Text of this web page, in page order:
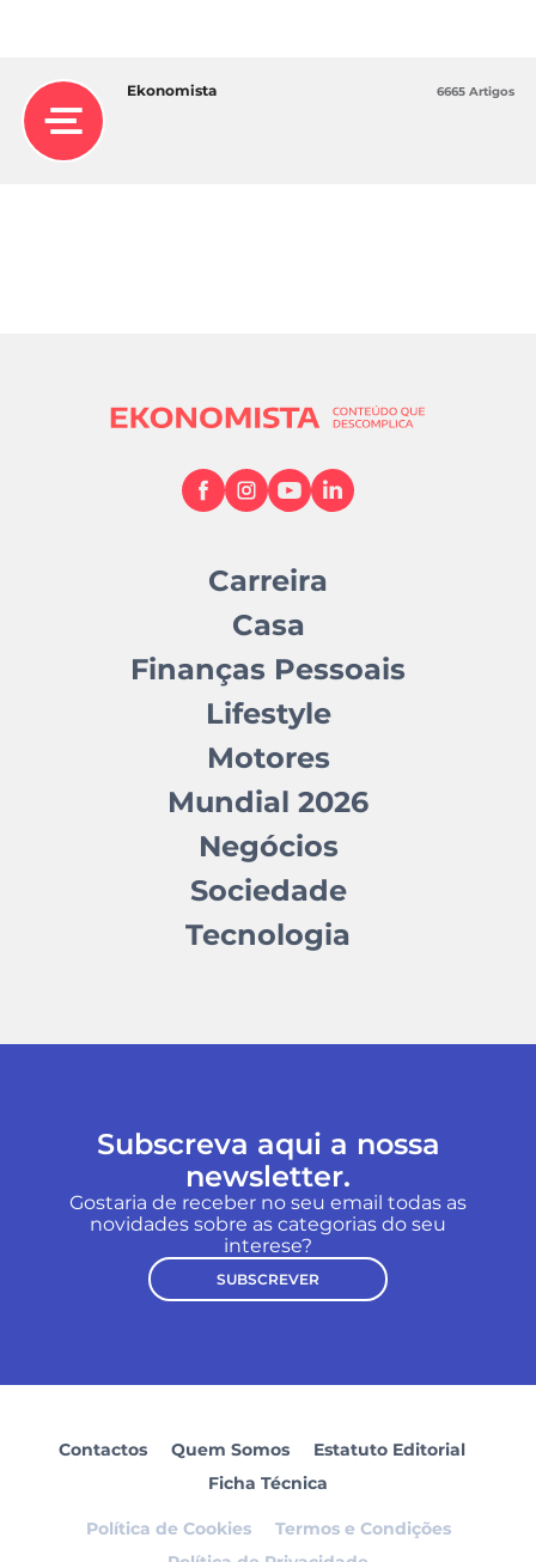
Sim, o código promocional
pode ser
utilizado em qualquer fase do CM26, incluindo
os jogos a eliminar, dando acesso ao bónus de
Portugal x Croácia na SIC e no canal de Youtube
LiveModeTV. A partida tem início às 00h00 (hora
Ekonomista 6665 Artigos
Carreira
Casa
Finanças Pessoais
Lifestyle
Motores
Mundial 2026
Negócios
Sociedade
Tecnologia
Subscreva aqui a nossa
newsletter.
Gostaria de receber no seu email todas as
novidades sobre as categorias do seu
interese?
SUBSCREVER
Contactos Quem Somos
Estatuto Editorial
Ficha Técnica
Política de Cookies
Termos e Condições